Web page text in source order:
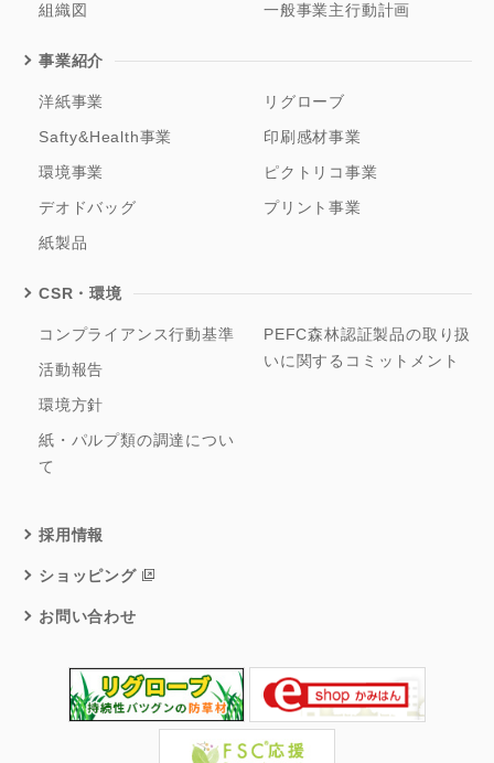
組織図
一般事業主行動計画
事業紹介
洋紙事業
Safty&Health事業
環境事業
デオドバッグ
紙製品
リグローブ
印刷感材事業
ピクトリコ事業
プリント事業
CSR・環境
コンプライアンス行動基準
活動報告
環境方針
紙・パルプ類の調達につい
て
PEFC森林認証製品の取り扱
いに関するコミットメント
採用情報
ショッピング
お問い合わせ